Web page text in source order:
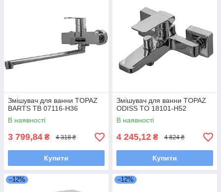
Змішувач для ванни TOPAZ
BARTS TB 07116-H36
В наявності
3 799,84 ₴ 4 318 ₴
Купити
Змішувач для ванни TOPAZ
ODISS TO 18101-H52
В наявності
4 245,12 ₴ 4 824 ₴
Купити
–12% –12%